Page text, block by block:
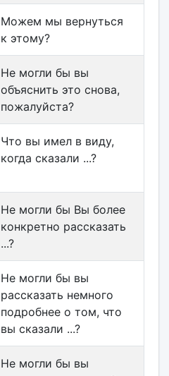
Можем мы вернуться
к этому?
Не могли бы вы
объяснить это снова,
пожалуйста?
Что вы имел в виду,
когда сказали ...?
Не могли бы Вы более
конкретно рассказать
...?
Не могли бы вы
рассказать немного
подробнее о том, что
вы сказали ...?
Не могли бы вы